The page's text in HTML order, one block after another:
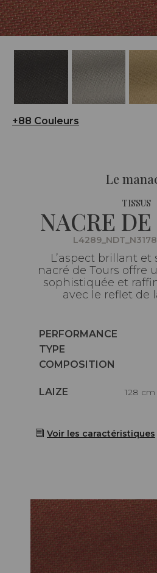
+88 Couleurs
Le
TISSUS
NACRE
L’aspect brillant et
nacré de Tours offre
sophistiquée et
avec le reflet de
Caractéristiques
PERFORMANCE
Caractéristiques
TYPE
Caractéristiques
COMPOSITION
Caractéristiques
LAIZE
128 cm env. / approx 50,39
Voir les caractéristiques